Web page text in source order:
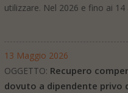
utilizzare. Nel 2026 e fino ai 14
13 Maggio 2026
OGGETTO: Recupero
dovuto a dipendente privo